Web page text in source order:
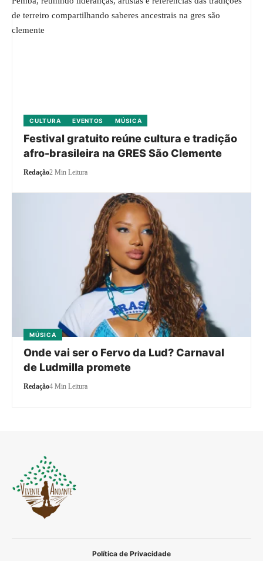
CULTURA EVENTOS MÚSICA
Festival gratuito reúne cultura e tradição
afro-brasileira na GRES São Clemente
Redação2 Min Leitura
MÚSICA
Onde vai ser o Fervo da Lud? Carnaval
de Ludmilla promete
Redação4 Min Leitura
Política de Privacidade